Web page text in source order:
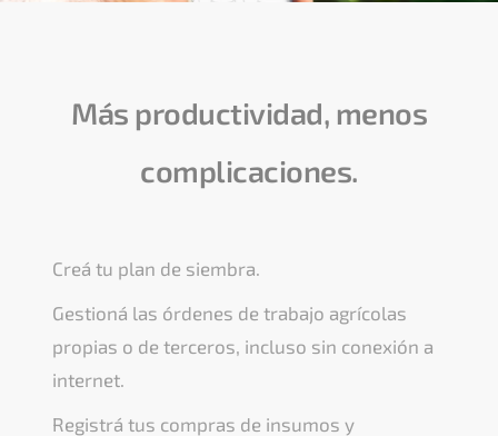
Más productividad, menos
complicaciones.
Creá tu plan de siembra.
Gestioná las órdenes de trabajo agrícolas
propias o de terceros, incluso sin conexión a
internet.
Registrá tus compras de insumos y